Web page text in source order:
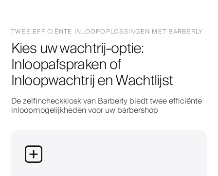
TWEE EFFICIËNTE INLOOPOPLOSSINGEN MET BARBERLY
Kies uw wachtrij-optie:
Inloopafspraken of
Inloopwachtrij en Wachtlijst
De zelfincheckkiosk van Barberly biedt twee efficiënte
inloopmogelijkheden voor uw barbershop